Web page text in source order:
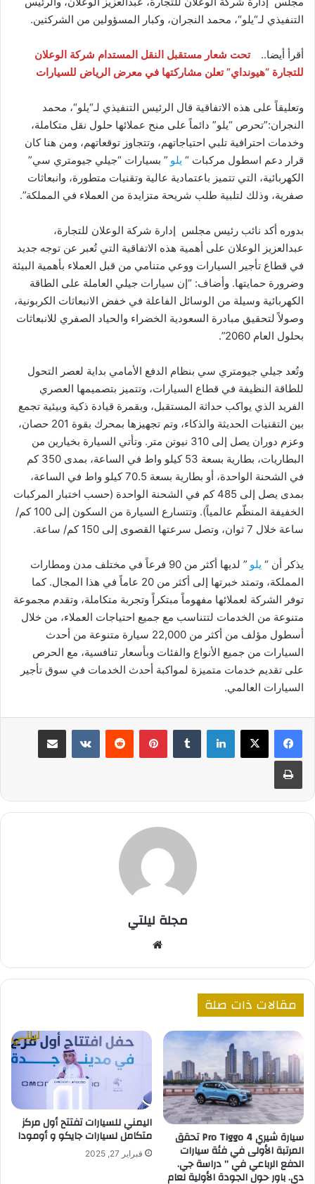
التنفيذي لـ“يلو“، محمد النجران، وكبار المسؤولين من الشركتين.
أقرأ أيضا..
تحت شعار مستقبل النقل المستدام شركة الوعلان
للتجارة “هيونداي” تعلن مشاركتها في معرض الرياض للسيارات
وتعليقاً على هذه الاتفاقية قال الرئيس التنفيذي لـ“يلو“، محمد
النجران:”تحرص “يلو” دائماً على منح عملائها حلول نقل متكاملة،
وخدمات احترافية تلبي احتياجاتهم، وتتجاوز توقعاتهم، ومن هنا كان
قرار دعم اسطول مركبات “ يلو ” بسيارات “جيلي جيومتري سي”
الكهربائية، التي تتميز باعتمادية عالية وتقنيات متطورة، وانبعاثات
صفرية، وذلك لتلبية طلب شريحة متزايدة من العملاء في المملكة”.
بدوره أكد نائب رئيس مجلس إدارة شركة الوعلان للتجارة،
عبدالعزيز الوعلان على أهمية هذه الاتفاقية التي تُعبر عن توجه جديد
في قطاع تأجير السيارات ووعي متنامي من قبل العملاء بأهمية البيئة
وضرورة حمايتها. وأضاف: “إن سيارات جيلي العاملة على الطاقة
الكهربائية وسيلة من الوسائل الفاعلة في خفض الانبعاثات الكربونية،
وصولاً لتحقيق مبادرة السعودية الخضراء والحياد الصفري للانبعاثات
بحلول العام 2060”.
وتُعد جيلي جيومتري سي بنظام الدفع الأمامي بداية لعصر التحول
للطاقة النظيفة في قطاع السيارات، وتتميز بتصميمها العصري
الفريد الذي يواكب حداثة المستقبل، وبقمرة قيادة ذكية وبيئية تجمع
بين التقنيات الحديثة والذكاء، وتم تجهيزها بمحرك بقوة 201 حصان،
وعزم دوران يصل إلى 310 نيوتن متر. وتأتي السيارة بخيارين من
البطاريات، بطارية بسعة 53 كيلو واط في الساعة، بمدى 350 كم
في الشحنة الواحدة، أو بطارية بسعة 70.5 كيلو واط في الساعة،
بمدى يصل إلى 485 كم في الشحنة الواحدة (حسب اختبار المركبات
الخفيفة المنظّم عالمياً). وتتسارع السيارة من السكون إلى 100 كم/
ساعة خلال 7 ثوان، وتصل سرعتها القصوى إلى 150 كم/ ساعة.
يذكر أن “ يلو
” لديها أكثر من 90 فرعاً في مختلف مدن ومطارات
المملكة، وتمتد خبرتها إلى أكثر من 20 عاماً في هذا المجال. كما
توفر الشركة لعملائها مفهوماً مبتكراً وتجربة متكاملة، وتقدم مجموعة
متنوعة من الخدمات لتتناسب مع جميع احتياجات العملاء، من خلال
أسطول مؤلف من أكثر من 22,000 سيارة متنوعة من أحدث
السيارات من جميع الأنواع والفئات وبأسعار تنافسية، مع الحرص
على تقديم خدمات متميزة لمواكبة أحدث الخدمات في سوق تأجير
السيارات العالمي.
لينكدإن بينتيريست مشاركة عبر البريد
طباعة
مجلة ليلتي
مقالات ذات صلة
سيارة شيري Pro Tiggo 4 تحقق
المرتبة الأولى في فئة سيارات
الدفع الرباعي في ” دراسة جي.
دي. باور حول الجودة الأولية لعام
اليمني للسيارات تفتتح أول مركز
متكامل لسيارات جايكو و أومودا
فبراير 27, 2025